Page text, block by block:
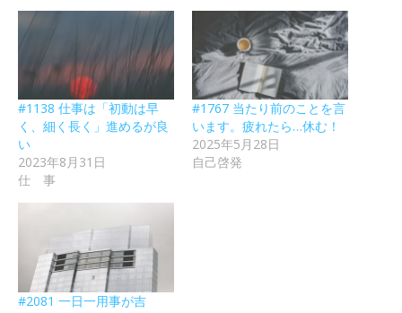
#1138 仕事は「初動は早
く、細く長く」進めるが良
い
2023年8月31日
仕 事
#1767 当たり前のことを言
います。疲れたら…休む！
2025年5月28日
自己啓発
#2081 一日一用事が吉